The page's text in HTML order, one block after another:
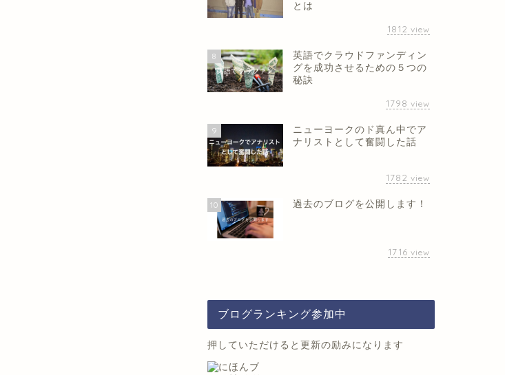
とは
1812 view
8
英語でクラウドファンディン
グを成功させるための５つの
秘訣
1798 view
9
ニューヨークのド真ん中でア
ナリストとして奮闘した話
1782 view
10 過去のブログを公開します！
1716 view
ブログランキング参加中
押していただけると更新の励みになります